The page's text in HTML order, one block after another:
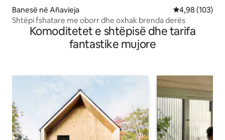
Banesë në Añavieja Vlerësimi
4,98 (103)
Shtëpi fshatare me oborr dhe oxhak brenda derës
Komoditetet e shtëpisë dhe tarifa
fantastike mujore